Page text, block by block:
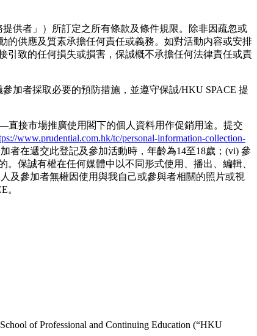
供者」）所訂定之所有條款及條件規限。除非因疏忽或
的供應及質素承擔任何責任或義務。如對活動内容或安排
引致的任何損失或損害，保誠概不承擔任何法律責任或責
加者採取必要的預防措施，並遵守保誠/HKU SPACE 提
直接市場推廣使用閣下的個人資料用作促銷用途。提交
www.prudential.com.hk/tc/personal-information-collection-
者在遞交此登記及參加活動時，年齡為14至18歲；(vi) 參
保誠有權在任何媒體中以不同形式使用、播出、編輯、
及參加者無權因使用與我自己或參與者相關的照片或視
。
of Professional and Continuing Education (“HKU